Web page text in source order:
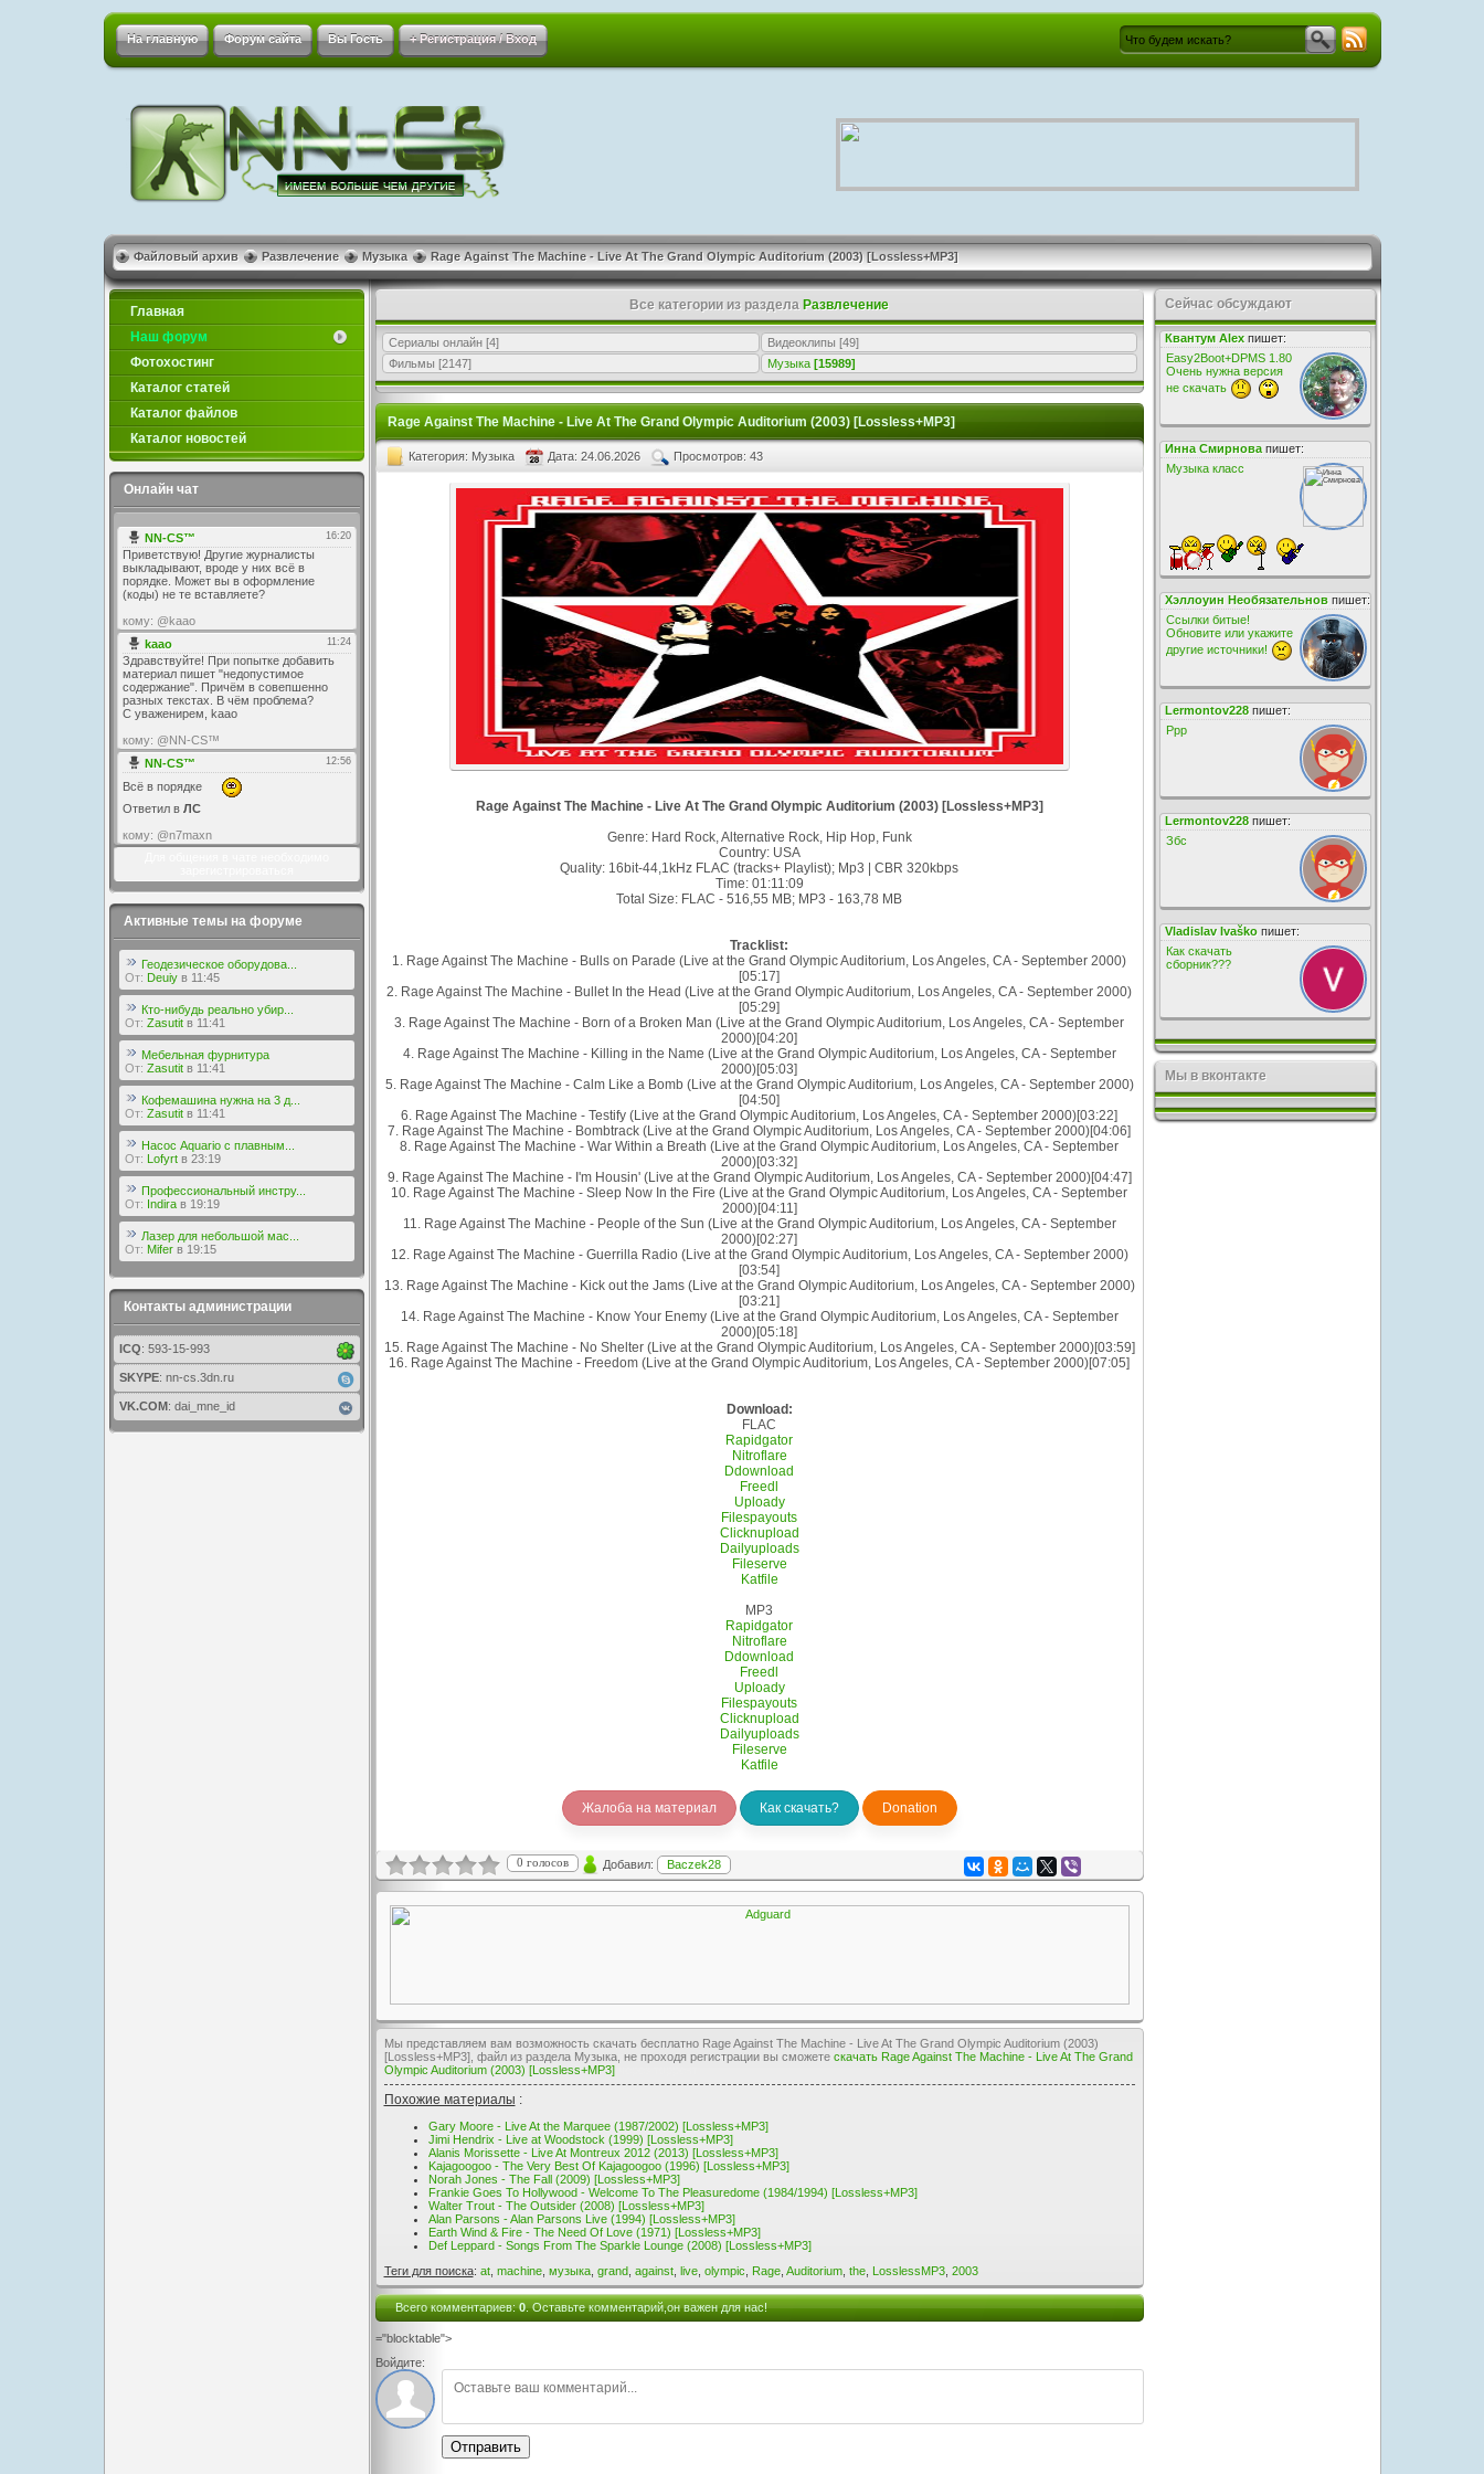
На главную Форум сайта Вы Гость + Регистрация / Вход
Файловый архив Развлечение Музыка Rage Against The Machine - Live At The Grand Olympic Auditorium (2003) [Lossless+MP3]
Главная
Наш форум
Фотохостинг
Каталог статей
Каталог файлов
Каталог новостей
Онлайн чат
Активные темы на форуме
Геодезическое оборудова...
От: Deuiy в 11:45
Кто-нибудь реально убир...
От: Zasutit в 11:41
Мебельная фурнитура
От: Zasutit в 11:41
Кофемашина нужна на 3 д...
От: Zasutit в 11:41
Насос Aquario с плавным...
От: Lofyrt в 23:19
Профессиональный инстру...
От: Indira в 19:19
Лазер для небольшой мас...
От: Mifer в 19:15
Контакты администрации
ICQ: 593-15-993
SKYPE: nn-cs.3dn.ru
VK.COM: dai_mne_id
Все категории из раздела Развлечение
Сериалы онлайн [4] Видеоклипы [49]
Фильмы [2147] Музыка [15989]
Rage Against The Machine - Live At The Grand Olympic Auditorium (2003) [Lossless+MP3]
Категория: Музыка Дата: 24.06.2026 Просмотров: 43
Rage Against The Machine - Live At The Grand Olympic Auditorium (2003) [Lossless+MP3]
Genre: Hard Rock, Alternative Rock, Hip Hop, Funk
Country: USA
Quality: 16bit-44,1kHz FLAC (tracks+ Playlist); Mp3 | CBR 320kbps
Time: 01:11:09
Total Size: FLAC - 516,55 MB; MP3 - 163,78 MB
Tracklist:
1. Rage Against The Machine - Bulls on Parade (Live at the Grand Olympic Auditorium, Los Angeles, CA - September 2000)
[05:17]
2. Rage Against The Machine - Bullet In the Head (Live at the Grand Olympic Auditorium, Los Angeles, CA - September 2000)
[05:29]
3. Rage Against The Machine - Born of a Broken Man (Live at the Grand Olympic Auditorium, Los Angeles, CA - September
2000)[04:20]
4. Rage Against The Machine - Killing in the Name (Live at the Grand Olympic Auditorium, Los Angeles, CA - September
2000)[05:03]
5. Rage Against The Machine - Calm Like a Bomb (Live at the Grand Olympic Auditorium, Los Angeles, CA - September 2000)
[04:50]
6. Rage Against The Machine - Testify (Live at the Grand Olympic Auditorium, Los Angeles, CA - September 2000)[03:22]
7. Rage Against The Machine - Bombtrack (Live at the Grand Olympic Auditorium, Los Angeles, CA - September 2000)[04:06]
8. Rage Against The Machine - War Within a Breath (Live at the Grand Olympic Auditorium, Los Angeles, CA - September
2000)[03:32]
9. Rage Against The Machine - I'm Housin' (Live at the Grand Olympic Auditorium, Los Angeles, CA - September 2000)[04:47]
10. Rage Against The Machine - Sleep Now In the Fire (Live at the Grand Olympic Auditorium, Los Angeles, CA - September
2000)[04:11]
11. Rage Against The Machine - People of the Sun (Live at the Grand Olympic Auditorium, Los Angeles, CA - September
2000)[02:27]
12. Rage Against The Machine - Guerrilla Radio (Live at the Grand Olympic Auditorium, Los Angeles, CA - September 2000)
[03:54]
13. Rage Against The Machine - Kick out the Jams (Live at the Grand Olympic Auditorium, Los Angeles, CA - September 2000)
[03:21]
14. Rage Against The Machine - Know Your Enemy (Live at the Grand Olympic Auditorium, Los Angeles, CA - September
2000)[05:18]
15. Rage Against The Machine - No Shelter (Live at the Grand Olympic Auditorium, Los Angeles, CA - September 2000)[03:59]
16. Rage Against The Machine - Freedom (Live at the Grand Olympic Auditorium, Los Angeles, CA - September 2000)[07:05]
Download:
FLAC
Rapidgator
Nitroflare
Ddownload
Freedl
Uploady
Filespayouts
Clicknupload
Dailyuploads
Fileserve
Katfile
MP3
Rapidgator
Nitroflare
Ddownload
Freedl
Uploady
Filespayouts
Clicknupload
Dailyuploads
Fileserve
Katfile
Жалоба на материал Как скачать? Donation
0 голосов Добавил: Baczek28
Мы представляем вам возможность скачать бесплатно Rage Against The Machine - Live At The Grand Olympic Auditorium (2003)
[Lossless+MP3], файл из раздела Музыка, не проходя регистрации вы сможете скачать Rage Against The Machine - Live At The Grand
Olympic Auditorium (2003) [Lossless+MP3]
Похожие материалы :
Gary Moore - Live At the Marquee (1987/2002) [Lossless+MP3]
Jimi Hendrix - Live at Woodstock (1999) [Lossless+MP3]
Alanis Morissette - Live At Montreux 2012 (2013) [Lossless+MP3]
Kajagoogoo - The Very Best Of Kajagoogoo (1996) [Lossless+MP3]
Norah Jones - The Fall (2009) [Lossless+MP3]
Frankie Goes To Hollywood - Welcome To The Pleasuredome (1984/1994) [Lossless+MP3]
Walter Trout - The Outsider (2008) [Lossless+MP3]
Alan Parsons - Alan Parsons Live (1994) [Lossless+MP3]
Earth Wind & Fire - The Need Of Love (1971) [Lossless+MP3]
Def Leppard - Songs From The Sparkle Lounge (2008) [Lossless+MP3]
Теги для поиска: at, machine, музыка, grand, against, live, olympic Rage, Auditorium, the, LosslessMP3, 2003
Всего комментариев:0. Оставьте комментарий,он важен для нас!
="blocktable">
Войдите:
Отправить
Сейчас обсуждают
Квантум Alexпишет:
Easy2Boot+DPMS 1.80
Очень нужна версия
не скачать
Инна Смирновапишет:
Музыка класс
Хэллоуин Необязательновпишет:
Ссылки битые!
Обновите или укажите
другие источники!
Lermontov228пишет:
Ррр
Lermontov228пишет:
Збс
Vladislav Ivaškoпишет:
Как скачать
сборник???
Мы в вконтакте